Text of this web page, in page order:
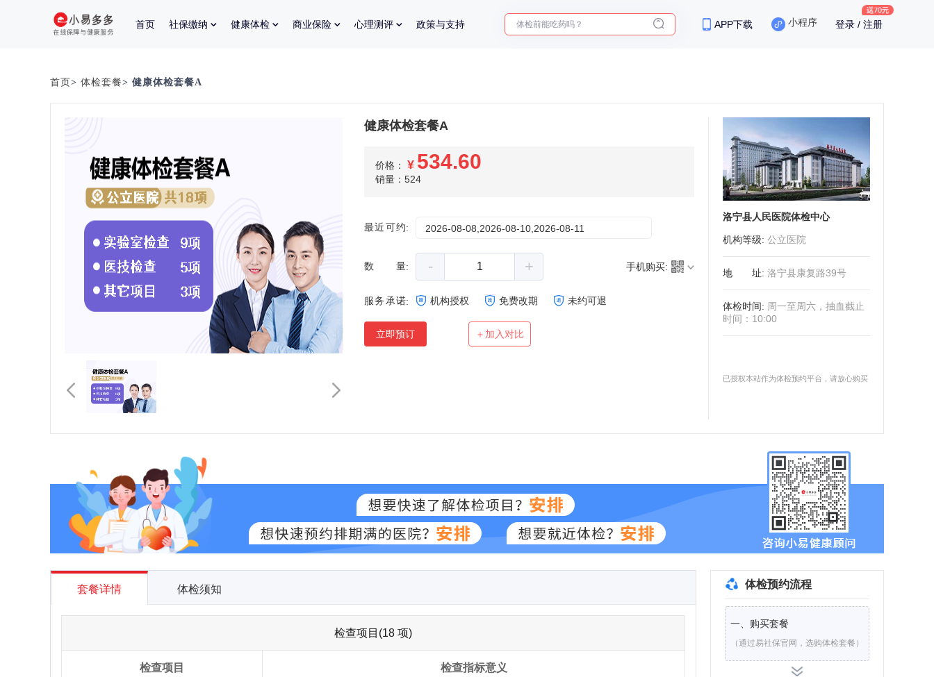
首页 社保缴纳 健康体检 商业保险 心理测评 政策与支持
体检前能吃药吗？
APP下载 小程序 登录 / 注册
首页> 体检套餐> 健康体检套餐A
健康体检套餐A
价格： ¥ 534.60
销量：524
最近可约: 2026-08-08,2026-08-10,2026-08-11
数量: - + 手机购买:
服务承诺: 机构授权 免费改期 未约可退
立即预订 ＋加入对比
洛宁县人民医院体检中心
机构等级: 公立医院
地址: 洛宁县康复路39号
体检时间: 周一至周六，抽血截止
时间：10:00
已授权本站作为体检预约平台，请放心购买
套餐详情 体检须知
检查项目(18 项)
检查项目 检查指标意义
体检预约流程
一、购买套餐
（通过易社保官网，选购体检套餐）